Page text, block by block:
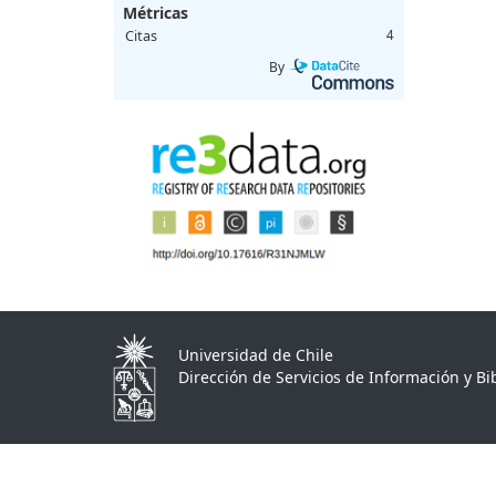
Métricas
Citas 4
By
Universidad de Chile
Dirección de Servicios de Información y